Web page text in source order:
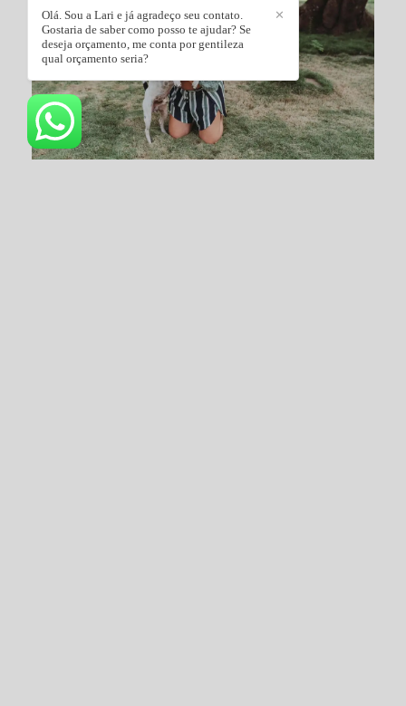
✕
Olá. Sou a Lari e já agradeço seu contato.
Gostaria de saber como posso te ajudar? Se
deseja orçamento, me conta por gentileza
qual orçamento seria?